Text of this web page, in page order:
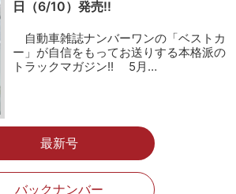
日（6/10）発売!!
自動車雑誌ナンバーワンの「ベストカ
ー」が自信をもってお送りする本格派の
トラックマガジン!! 5月…
最新号
バックナンバー